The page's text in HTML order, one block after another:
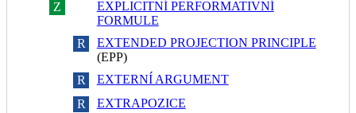
Z
EXPLICITNÍ PERFORMATIVNÍ
FORMULE
R
EXTENDED PROJECTION PRINCIPLE
(EPP)
R
EXTERNÍ ARGUMENT
R
EXTRAPOZICE